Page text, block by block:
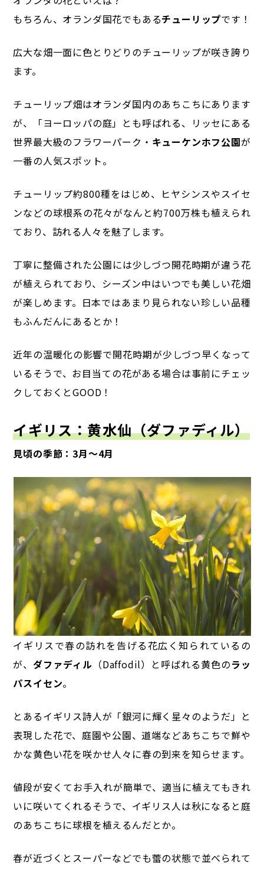
もちろん、オランダ国花でもあるチューリップです！
広大な畑一面に色とりどりのチューリップが咲き誇り
ます。
チューリップ畑はオランダ国内のあちこちにあります
が、「ヨーロッパの庭」とも呼ばれる、リッセにある
世界最大級のフラワーパーク・ キューケンホフ公園が
一番の人気スポット。
チューリップ約800種をはじめ、ヒヤシンスやスイセ
ンなどの球根系の花々がなんと約700万株も植えられ
ており、訪れる人々を魅了します。
丁寧に整備された公園には少しづつ開花時期が違う花
が植えられており、シーズン中はいつでも美しい花畑
が楽しめます。 日本ではあまり見られない珍しい品種
もふんだんにあるとか！
近年の温暖化の影響で開花時期が少しづつ早くなって
いるそうで、 お目当ての花がある場合は事前にチェッ
クしておくとGOOD！
イギリス：黄水仙（ダファディル）
見頃の季節：3月～4月
イギリスで春の訪れを告げる花広く知られているの
が、ダファディル （Daffodil）と呼ばれる黄色のラッ
パスイセン。
とあるイギリス詩人が「銀河に輝く星々のようだ」と
表現した花で、庭園や公園、道端などあちこちで鮮や
かな黄色い花を咲かせ人々に春の到来を知らせます。
値段が安くてお手入れが簡単で、適当に植えてもきれ
いに咲いてくれるそうで、 イギリス人は秋になると庭
のあちこちに球根を植えるんだとか。
春が近づくとスーパーなどでも蕾の状態で並べられて